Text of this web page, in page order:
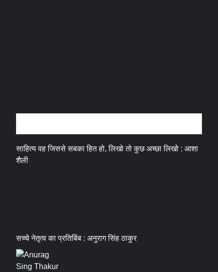
साहित्य वह जिससे सबका हित हो, लिखो तो कुछ अच्छा लिखो : आशा
शैली
सच्चे नेतृत्व का प्रतिबिंब : अनुराग सिंह ठाकुर